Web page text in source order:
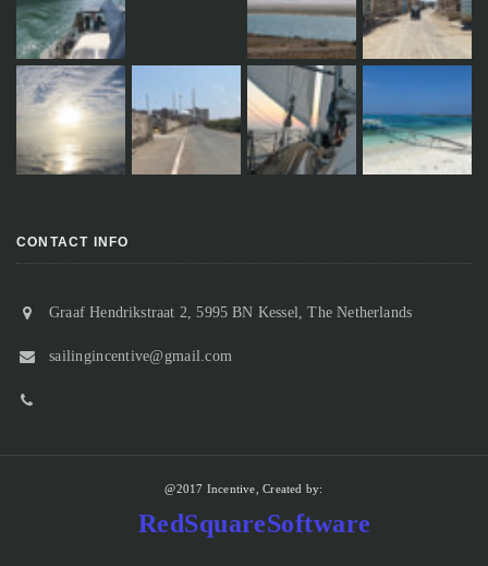
CONTACT INFO
Graaf Hendrikstraat 2, 5995 BN Kessel, The Netherlands
sailingincentive@gmail.com
@2017 Incentive, Created by:
RedSquareSoftware